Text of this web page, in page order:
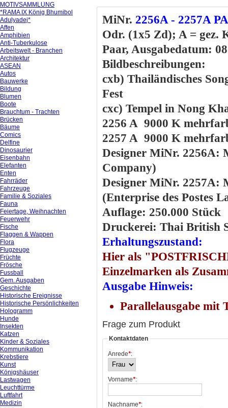
MiNr. 2256A - 2257A PA
Odr. (1x5 Zd); A = gez.
Paar, Ausgabedatum:
Bildbeschreibungen:
cxb) Thailändisches
Fest
cxc) Tempel in Nong
2256 A 9000 K
2257 A 9000 K
Designer MiNr. 2256A:
Company)
Designer MiNr. 2257A:
(Enterprise des Postes
Auflage: 250.000 Stück
Druckerei: Thai British
Erhaltungszustand:
Hier als
Einzelmarken als
Ausgabe Hinweis:
Parallelausgabe mit
Frage zum Produkt
Kontaktdaten
Anrede*:
Vorname*:
Nachname*:
MOTIVSAMMLUNG
*RAMA IX König Bhumibol
Adulyadej*
Affen
Amphibien
Anti-Tuberkulose
Arbeitswelt - Branchen
Architektur
ASEAN
Autos
Bauwerke
Bildung
Blumen
Boote
Brauchtum - Trachten
Brücken
Bäume
Comics
Delfine
Dinosaurier
Eisenbahn
Elefanten
Enten
Fahrräder
Fahrzeuge
Familie & Soziales
Fauna
Feiertage, Weihnachten
Feuerwehr
Fische
Flaggen & Wappen
Flora
Flugzeuge
Früchte
Frösche
Fussball
Gem. Ausgaben
Geschichte
Historische Ereignisse
Historische Persönlichkeiten
Hologramm
Hunde
Insekten
Katzen
Kinder & Soziales
Kommunikation
Krebstiere
Kunst
Königshäuser
Lastwagen
Leuchttürme
Luftfahrt
Medizin